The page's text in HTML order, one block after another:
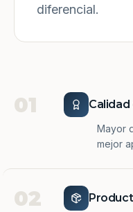
diferencial.
01
Mayor
mejor
02